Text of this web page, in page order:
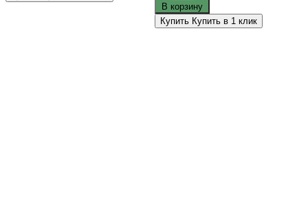
В корзину
Купить Купить в 1 клик